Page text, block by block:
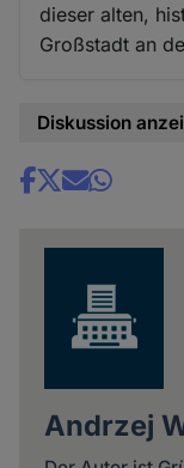
dieser alten,
Großstadt an
Diskussion
Share
Andrzej